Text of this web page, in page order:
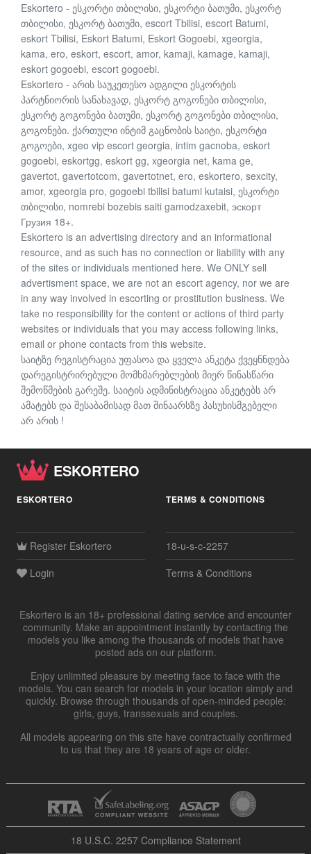
Eskortero - ესკორტი თბილისი, ესკორტი ბათუმი, ესკორტ
თბილისი, ესკორტ ბათუმი, escort Tbilisi, escort Batumi,
eskort Tbilisi, Eskort Batumi, Eskort Gogoebi, xgeorgia,
kama, ero, eskort, escort, amor, kamaji, kamage, kamaji,
eskort gogoebi, escort gogoebi.
Eskortero - არის საუკეთესო ადგილი ესკორტის
პარტნიორის სანახავად, ესკორტ გოგონები თბილისი,
ესკორტ გოგონები ბათუმი, ესკორტ გოგონები თბილისი,
გოგონები. ქართული ინტიმ გაცნობის საიტი, ესკორტი
გოგოები, xgeo vip escort georgia, intim gacnoba, eskort
gogoebi, eskortgg, eskort gg, xgeorgia net, kama ge,
gavertot, gavertotcom, gavertotnet, ero, eskortero, sexcity,
amor, xgeorgia pro, gogoebi tbilisi batumi kutaisi, ესკორტი
თბილისი, nomrebi bozebis saiti gamodzaxebit, эскорт
Грузия 18+.
Eskortero is an advertising directory and an informational
resource, and as such has no connection or liability with any
of the sites or individuals mentioned here. We ONLY sell
advertisment space, we are not an escort agency, nor we are
in any way involved in escorting or prostitution business. We
take no responsibility for the content or actions of third party
websites or individuals that you may access following links,
email or phone contacts from this website.
საიტზე რეგისტრაცია უფასოა და ყველა ანკეტა ქვეყნნდება
დარეგისტრირებული მომხმარებლების მიერ წინასწარი
შემოწმების გარეშე. საიტის ადმინისტრაცია ანკეტებს არ
ამატებს და შესაბამისად მათ შინაარსზე პასუხისმგებელი
არ არის !
ESKORTERO
ESKORTERO
Register Eskortero
Login
TERMS & CONDITIONS
18-u-s-c-2257
Terms & Conditions
Eskortero is an 18+ professional dating service and encounter
community. Make an appointment instantly by contacting the
models you like among the thousands of models that have
posted ads on our platform.
Enjoy unlimited pleasure by meeting face to face with the
models. You can search for models in your location simply and
quickly. Browse through thousands of open-minded people:
girls, guys, transsexuals and couples.
All models appearing on this site have contractually confirmed
to us that they are 18 years of age or older.
18 U.S.C. 2257 Compliance Statement